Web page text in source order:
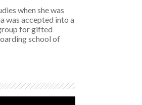
when she was
was accepted into a
for gifted
school of